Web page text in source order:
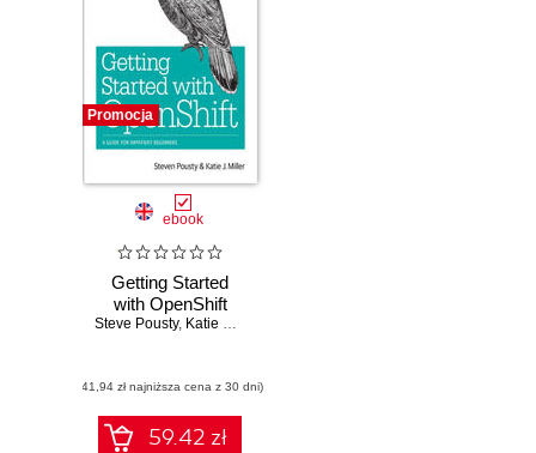
Promocja
ebook
Getting Started
with OpenShift
Steve Pousty, Katie Miller
(41,94 zł najniższa cena z 30 dni)
59.42 zł